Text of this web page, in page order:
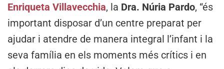
Enriqueta Villavecchia, la Dra. Núria Pardo, “és
important disposar d’un centre preparat per
ajudar i atendre de manera integral l’infant i la
seva família en els moments més crítics i en